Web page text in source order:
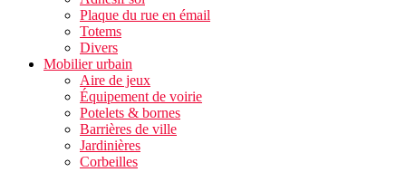
Plaque du rue en émail
Totems
Divers
Mobilier urbain
Aire de jeux
Équipement de voirie
Potelets & bornes
Barrières de ville
Jardinières
Corbeilles